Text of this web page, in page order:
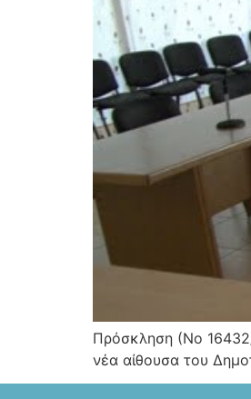
Πρόσκληση (Νο 16432/
νέα αίθουσα του